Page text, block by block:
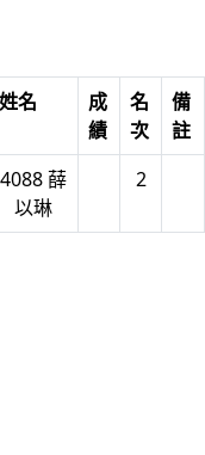
姓名
成
績
名
次
備
註
4088 薛
以琳
2